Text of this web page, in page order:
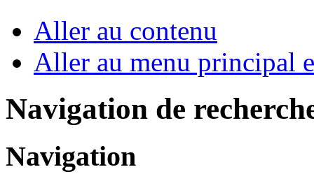
Aller au contenu
Aller au menu principal
Navigation de
Navigation